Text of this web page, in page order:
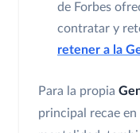
de Forbes
contratar y
retener a la
Para la propia
principal recae en